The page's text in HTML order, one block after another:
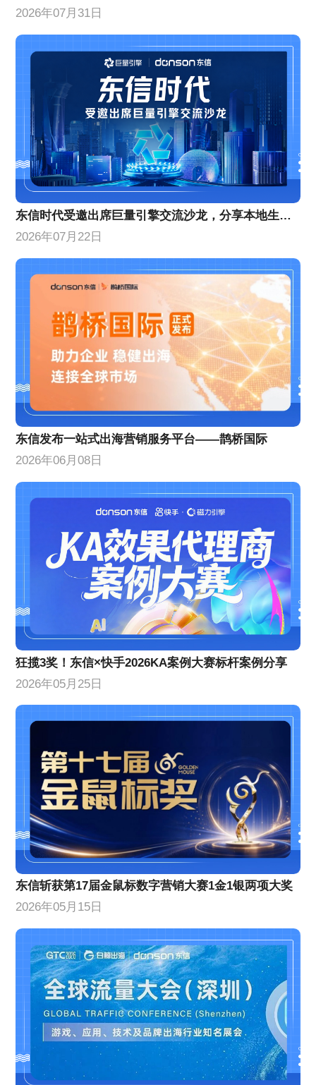
2026年07月31日
东信时代受邀出席巨量引擎交流沙龙，分享本地生活增量策略
2026年07月22日
东信发布一站式出海营销服务平台——鹊桥国际
2026年06月08日
狂揽3奖！东信×快手2026KA案例大赛标杆案例分享
2026年05月25日
东信斩获第17届金鼠标数字营销大赛1金1银两项大奖
2026年05月15日